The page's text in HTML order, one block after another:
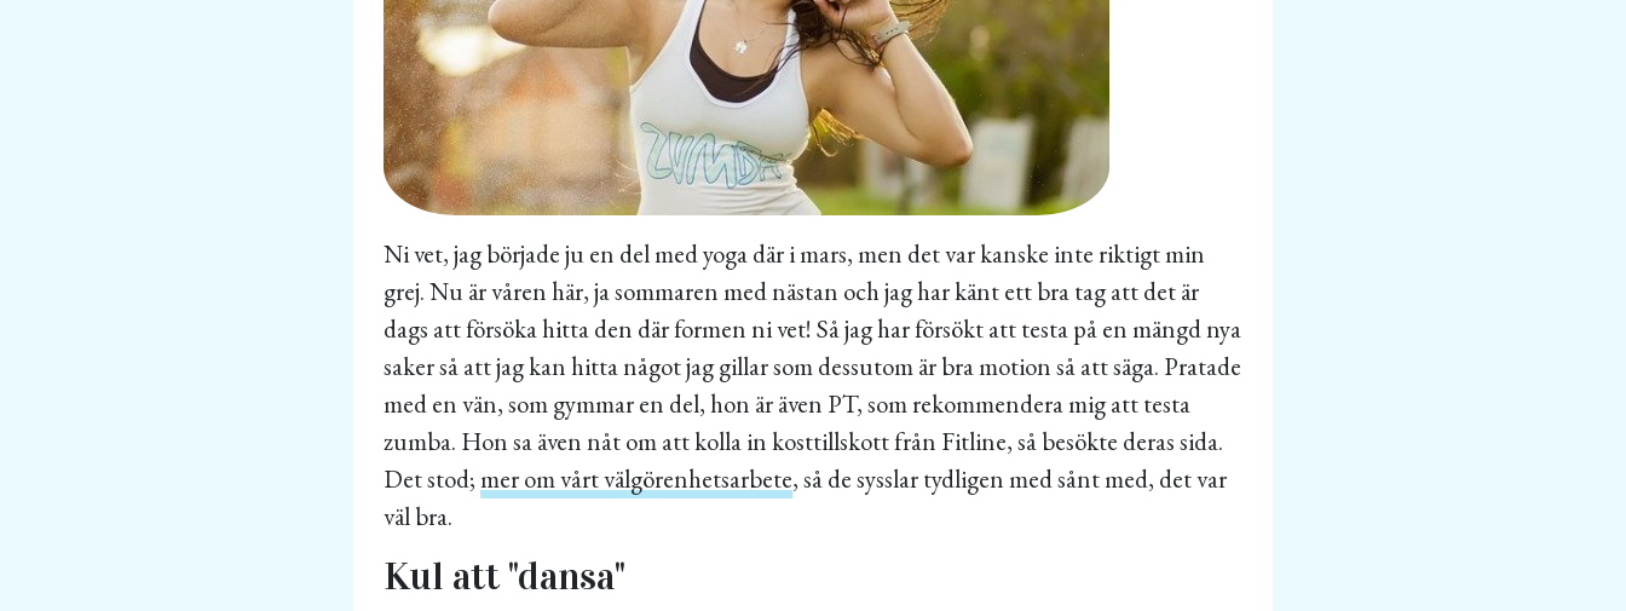
Ni vet, jag började ju en del med yoga där i mars, men det var kanske inte riktigt min
grej. Nu är våren här, ja sommaren med nästan och jag har känt ett bra tag att det är
dags att försöka hitta den där formen ni vet! Så jag har försökt att testa på en mängd nya
saker så att jag kan hitta något jag gillar som dessutom är bra motion så att säga. Pratade
med en vän, som gymmar en del, hon är även PT, som rekommendera mig att testa
zumba. Hon sa även nåt om att kolla in kosttillskott från Fitline, så besökte deras sida.
Det stod;mer om vårt välgörenhetsarbete, så de sysslar tydligen med sånt med, det var
väl bra.
Kul att "dansa"